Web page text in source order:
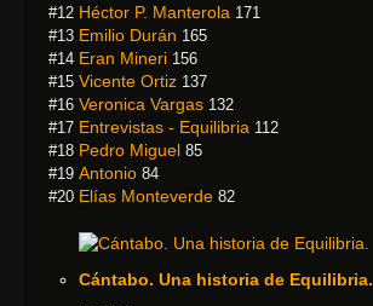
#12 Héctor P. Manterola 171
#13 Emilio Durán 165
#14 Eran Mineri 156
#15 Vicente Ortiz 137
#16 Veronica Vargas 132
#17 Entrevistas - Equilibria 112
#18 Pedro Miguel 85
#19 Antonio 84
#20 Elías Monteverde 82
Cántabo. Una historia de Equilibria.